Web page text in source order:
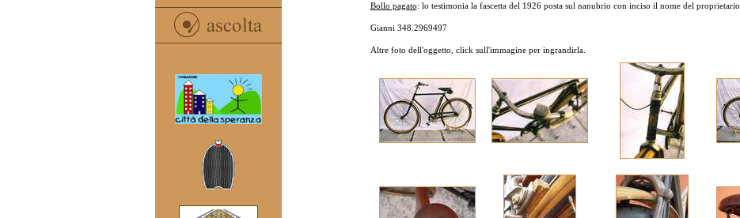
Bollo pagato: lo testimonia la fascetta del 1926 posta sul nanubrio con inciso il nome del proprietario.
Gianni 348.2969497
Altre foto dell'oggetto, click sull'immagine per ingrandirla.